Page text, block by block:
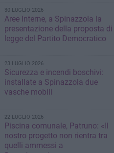
30 LUGLIO 2026
Aree Interne, a Spinazzola la
presentazione della proposta di
legge del Partito Democratico
23 LUGLIO 2026
Sicurezza e incendi boschivi:
installate a Spinazzola due
vasche mobili
22 LUGLIO 2026
Piscina comunale, Patruno: «Il
nostro progetto non rientra tra
quelli ammessi a